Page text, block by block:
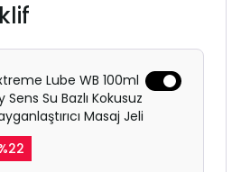
Lube WB 100ml
Sens Su Bazlı Kokusuz
Masaj Jeli
22